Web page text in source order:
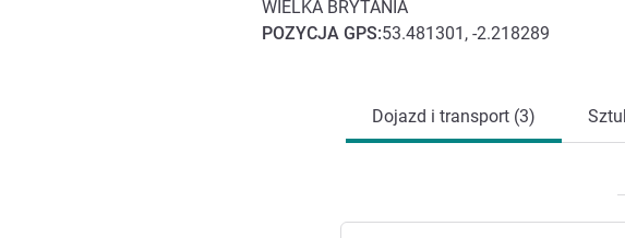
WIELKA BRYTANIA
POZYCJA GPS:53.481301, -2.218289
Dojazd i transport (3)